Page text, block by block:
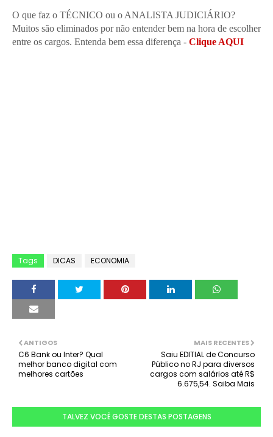
O que faz o TÉCNICO ou o ANALISTA JUDICIÁRIO?
Muitos são eliminados por não entender bem na hora de escolher
entre os cargos. Entenda bem essa diferença - Clique AQUI
Tags DICAS ECONOMIA
MAIS RECENTES
Saiu EDITIAL de Concurso
Público no RJ para diversos
cargos com salários até R$
6.675,54. Saiba Mais
ANTIGOS
C6 Bank ou Inter? Qual
melhor banco digital com
melhores cartões
TALVEZ VOCÊ GOSTE DESTAS POSTAGENS